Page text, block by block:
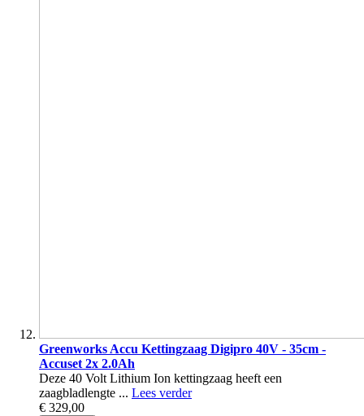
Greenworks Accu Kettingzaag Digipro 40V - 35cm -
Accuset 2x 2.0Ah
Deze 40 Volt Lithium Ion kettingzaag heeft een
zaagbladlengte ... Lees verder
€ 329,00